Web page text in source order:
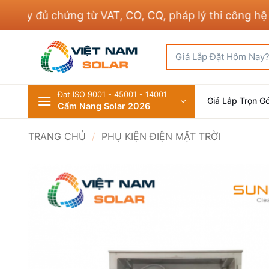
đủ chứng từ VAT, CO, CQ, pháp lý thi công hệ
kiếm:
Đạt ISO 9001 - 45001 - 14001
Cẩm Nang Solar 2026 Giá Lắp Trọn
TRANG CHỦ / PHỤ KIỆN ĐIỆN MẶT TRỜI